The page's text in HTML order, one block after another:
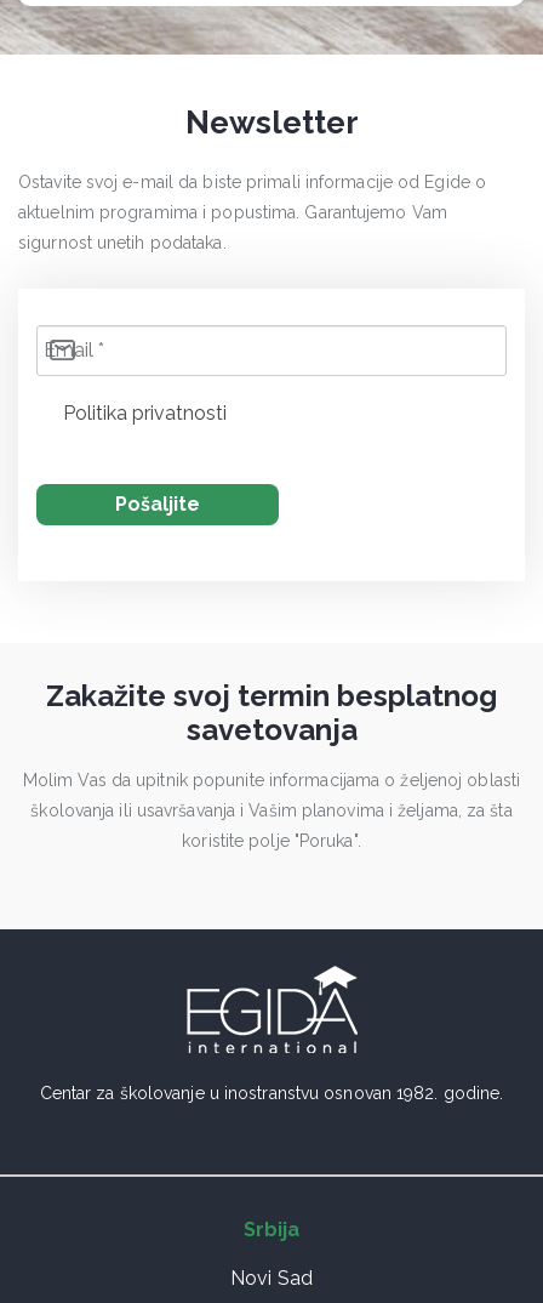
Newsletter
Ostavite svoj e-mail da biste primali informacije od Egide o
aktuelnim programima i popustima. Garantujemo Vam
sigurnost unetih podataka.
Politika privatnosti
Zakažite svoj termin besplatnog
savetovanja
Molim Vas da upitnik popunite informacijama o željenoj oblasti
školovanja ili usavršavanja i Vašim planovima i željama, za šta
koristite polje "Poruka".
Centar za školovanje u inostranstvu osnovan 1982. godine.
Srbija
Novi Sad